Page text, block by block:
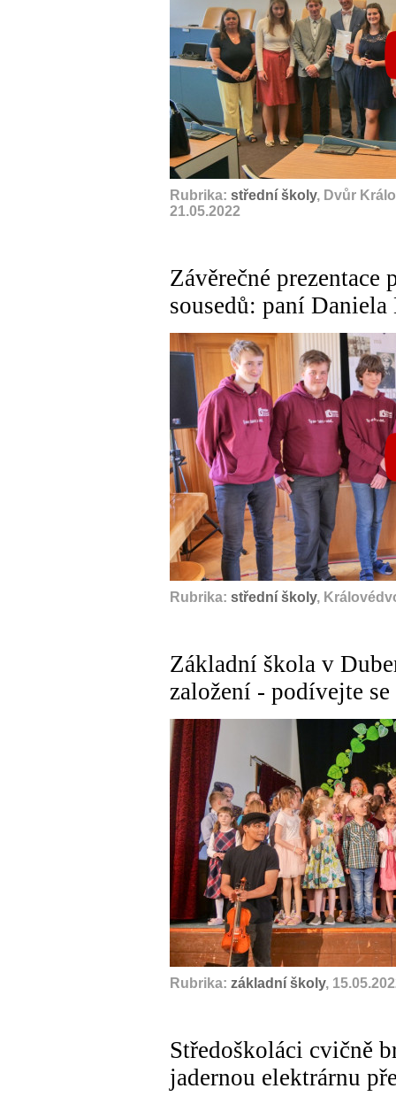
Rubrika: střední školy, Dvůr
21.05.2022
Závěrečné
sousedů: paní
Rubrika: střední školy,
Základní škola v
založení - podívejte
Rubrika: základní školy,
Středoškoláci cvičně
jadernou elektrárnu